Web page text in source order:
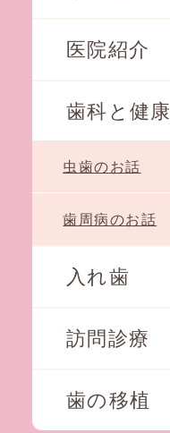
医院紹介
歯科と健康
虫歯のお話
歯周病のお話
入れ歯
訪問診療
歯の移植